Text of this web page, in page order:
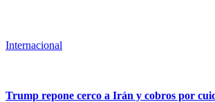
Internacional
Trump repone cerco a Irán y cobros por